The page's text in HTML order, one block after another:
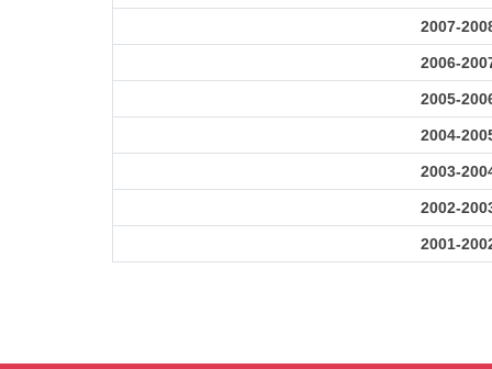
2007-
2006-
2005-
2004-
2003-
2002-
2001-